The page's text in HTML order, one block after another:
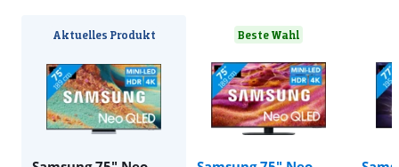
Aktuelles Produkt Beste Wahl